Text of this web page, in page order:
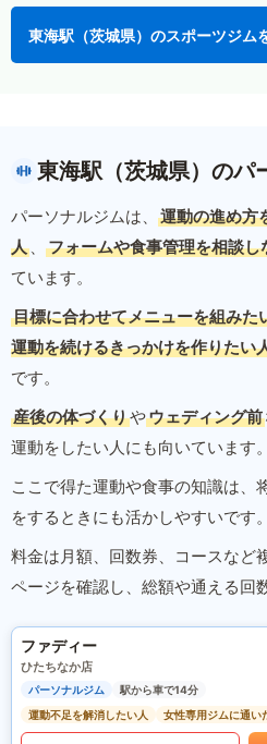
東海駅（茨城県）のスポーツジム
東海駅（茨城県）のパ
パーソナルジムは、
運動の進め方
人 、 フォームや食事管理を相談
ています。
目標に合わせてメニューを組みた
運動を続けるきっかけを作りたい
です。
産後の体づくりやウェディング前
運動をしたい人にも向いています。
ここで得た運動や食事の知識は、
をするときにも活かしやすいです。
料金は月額、回数券、コースなど
ページを確認し、総額や通える回
ファディー
ひたちなか店
パーソナルジム
駅から車で14分
運動不足を解消したい人
女性専用ジムに通い